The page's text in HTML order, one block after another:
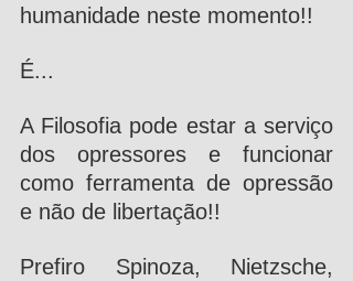
humanidade neste momento!!
É...
A Filosofia pode estar a serviço
dos opressores e funcionar
como ferramenta de opressão
e não de libertação!!
Prefiro Spinoza, Nietzsche,